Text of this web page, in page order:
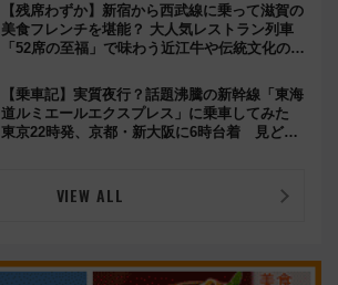
【残席わずか】新宿から西武線に乗って滋賀の
美食フレンチを堪能？ 大人気レストラン列車
「52席の至福」で味わう近江牛や伝統文化の特
【乗車記】実質夜行？話題沸騰の新幹線「東海
道ルミエールエクスプレス」に乗車してみた
東京22時発、京都・新大阪に6時台着 見どこ
VIEW ALL